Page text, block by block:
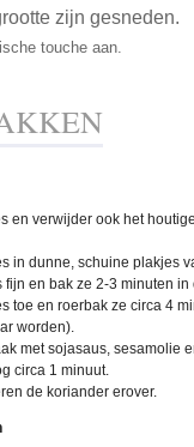
zijn gesneden.
touche aan.
en verwijder ook het
in dunne, schuine plakjes
fijn en bak ze 2-3 minuten
toe en roerbak ze circa 4
worden).
met sojasaus, sesamolie
circa 1 minuut.
de koriander erover.